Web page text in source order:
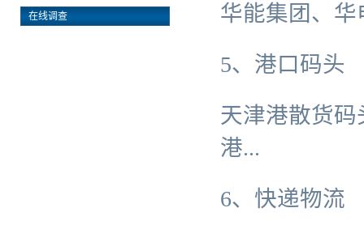
在线调查 华能集团、
5、港口码头
天津港散货
港...
6、快递物流